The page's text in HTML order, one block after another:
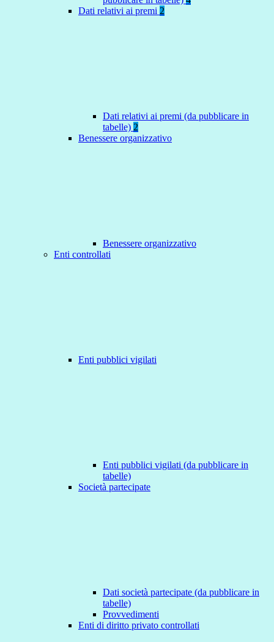
Dati relativi ai premi 2
Dati relativi ai premi (da pubblicare in
tabelle) 2
Benessere organizzativo
Benessere organizzativo
Enti controllati
Enti pubblici vigilati
Enti pubblici vigilati (da pubblicare in
tabelle)
Società partecipate
Dati società partecipate (da pubblicare in
tabelle)
Provvedimenti
Enti di diritto privato controllati